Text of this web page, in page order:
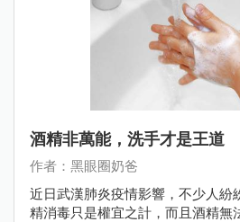
酒精非萬能，洗手才是王道
作者：黑眼圈奶爸
近日武漢肺炎疫情影響，不少人紛
精消毒只是權宜之計，而且酒精無